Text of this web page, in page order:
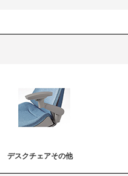
デスクチェアその他